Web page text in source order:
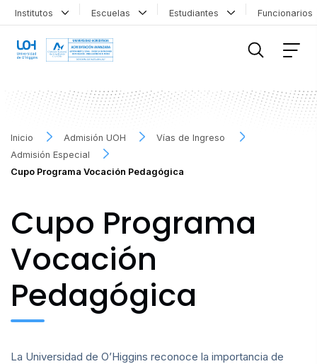
Institutos Escuelas Estudiantes
Inicio Admisión UOH
Vías de Ingreso
Admisión Especial
Cupo Programa Vocación Pedagógica
Cupo Programa
Vocación
Pedagógica
La Universidad de O’Higgins reconoce la importancia de